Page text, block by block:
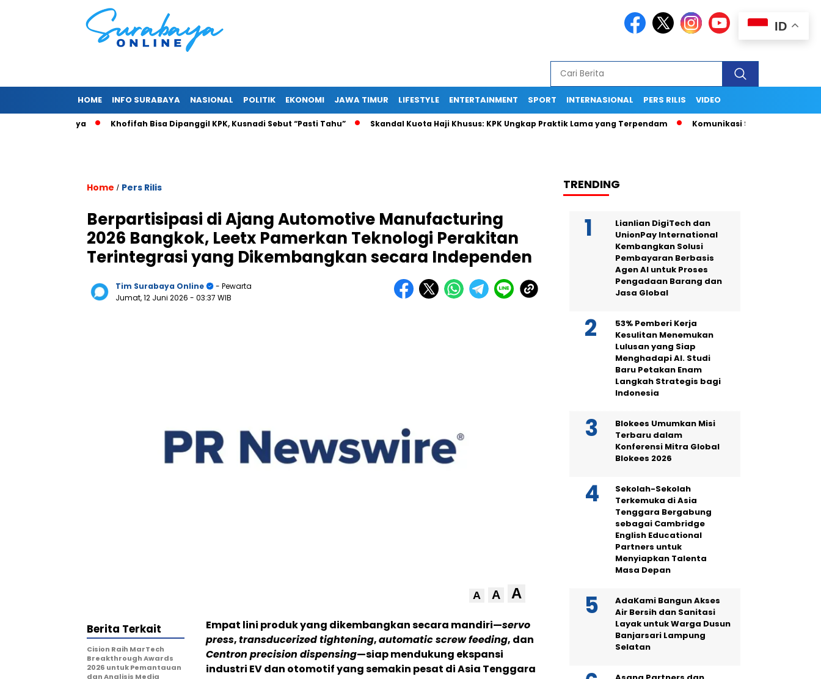
HOME INFO SURABAYA NASIONAL POLITIK EKONOMI JAWA TIMUR LIFESTYLE ENTERTAINMENT SPORT INTERNASIONAL PERS RILIS VIDEO
Khofifah Bisa Dipanggil KPK, Kusnadi Sebut “Pasti Tahu” Skandal Kuota Haji Khusus: KPK Ungkap Praktik Lama yang Terpendam Komunikasi Strategis Publikasi
Home / Pers Rilis
Berpartisipasi di Ajang Automotive Manufacturing
2026 Bangkok, Leetx Pamerkan Teknologi Perakitan
Terintegrasi yang Dikembangkan secara Independen
Tim Surabaya Online
- Pewarta
Jumat, 12 Juni 2026 - 03:37 WIB
A A A
Empat lini produk yang dikembangkan secara mandiri—servo
press,transducerized tightening,automatic screw feeding, dan
Centron precision dispensing—siap mendukung ekspansi
industri EV dan otomotif yang semakin pesat di Asia Tenggara
Berita Terkait
Cision Raih MarTech
Breakthrough Awards
2026 untuk Pemantauan
dan Analisis Media
TRENDING
Lianlian DigiTech dan
UnionPay International
Kembangkan Solusi
Pembayaran Berbasis
Agen AI untuk Proses
Pengadaan Barang dan
Jasa Global
53% Pemberi Kerja
Kesulitan Menemukan
Lulusan yang Siap
Menghadapi AI. Studi
Baru Petakan Enam
Langkah Strategis bagi
Indonesia
Blokees Umumkan Misi
Terbaru dalam
Konferensi Mitra Global
Blokees 2026
Sekolah-Sekolah
Terkemuka di Asia
Tenggara Bergabung
sebagai Cambridge
English Educational
Partners untuk
Menyiapkan Talenta
Masa Depan
AdaKami Bangun Akses
Air Bersih dan Sanitasi
Layak untuk Warga Dusun
Banjarsari Lampung
Selatan
ID